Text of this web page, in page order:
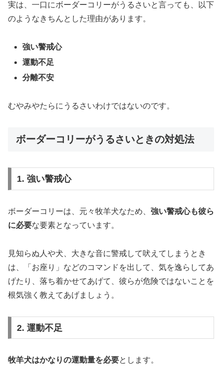
実は、一口にボーダーコリーがうるさいと言っても、以下
のようなきちんとした理由があります。
強い警戒心
運動不足
分離不安
むやみやたらにうるさいわけではないのです。
ボーダーコリーがうるさいときの対処法
1. 強い警戒心
ボーダーコリーは、元々牧羊犬なため、 強い警戒心も彼ら
に必要な要素となっています。
見知らぬ人や犬、大きな音に警戒して吠えてしまうとき
は、「お座り」などのコマンドを出して、気を逸らしてあ
げたり、落ち着かせてあげて、彼らが危険ではないことを
根気強く教えてあげましょう。
2. 運動不足
牧羊犬はかなりの運動量を必要とします。